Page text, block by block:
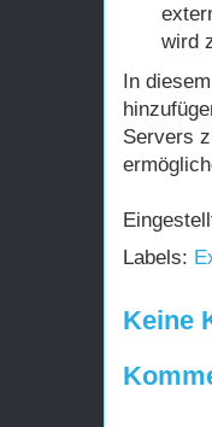
wird
In
Servers
Labels:
Keine